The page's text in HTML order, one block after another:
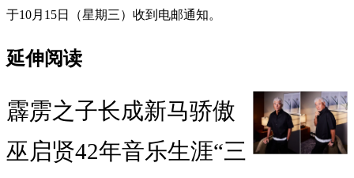
于10月15日（星期三）收到电邮通知。
延伸阅读
霹雳之子长成新马骄傲
巫启贤42年音乐生涯“三